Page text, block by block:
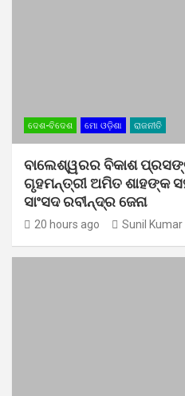
ଦେଶ-ବିଦେଶ ମୋ ଓଡ଼ିଶା ରାଜନୀତି
ବାଲେଶ୍ୱରର ବିକାଶ
ଗୃହମନ୍ତ୍ରୀ ଅମିତ ଶାହଙ୍କ
ସାଂସଦ ରବୀନ୍ଦ୍ର ଜେନା
20 hours ago Sunil